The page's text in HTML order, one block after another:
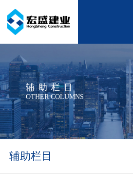
辅助栏目
OTHER COLUMNS
辅助栏目